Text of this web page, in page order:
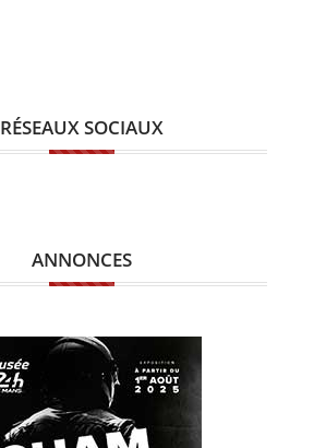
RÉSEAUX SOCIAUX
ANNONCES